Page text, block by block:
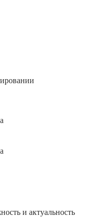
и актуальность